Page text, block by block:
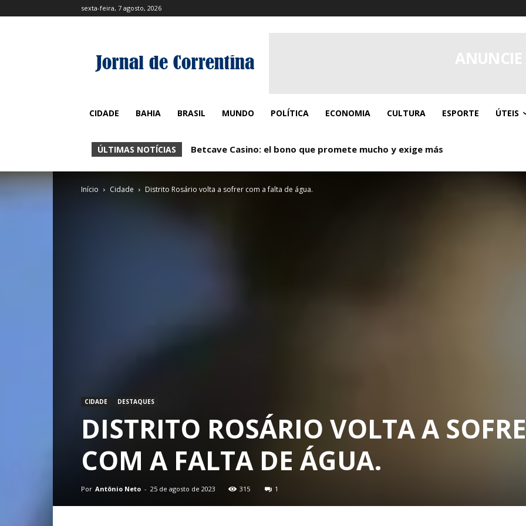
sexta-feira, 7 agosto, 2026
CIDADE BAHIA BRASIL MUNDO POLÍTICA ECONOMIA CULTURA ESPORTE ÚTEIS
ÚLTIMAS NOTÍCIAS Betcave Casino: el bono que promete mucho y exige más
Betcave Casino: Donde los giros gratis y el caos controlado se dan la
Início Cidade Distrito Rosário volta a sofrer com a falta de água.
CIDADE DESTAQUES
DISTRITO ROSÁRIO VOLTA A
COM A FALTA DE ÁGUA.
Por Antônio Neto - 25 de agosto de 2023 315 1